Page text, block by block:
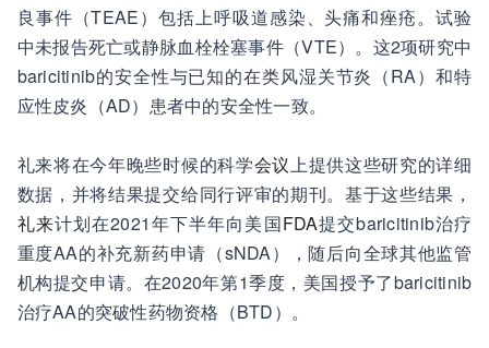
良事件（TEAE）包括上呼吸道感染、头痛和痤疮。试验
中未报告死亡或静脉血栓栓塞事件（VTE）。这2项研究中
baricitinib的安全性与已知的在类风湿关节炎（RA）和特
应性皮炎（AD）患者中的安全性一致。
礼来将在今年晚些时候的科学会议上提供这些研究的详细
数据，并将结果提交给同行评审的期刊。基于这些结果，
礼来计划在2021年下半年向美国FDA提交baricitinib治疗
重度AA的补充新药申请（sNDA），随后向全球其他监管
机构提交申请。在2020年第1季度，美国授予了baricitinib
治疗AA的突破性药物资格（BTD）。